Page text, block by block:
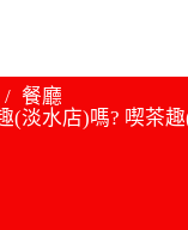
餐廳
(淡水店)嗎? 喫茶